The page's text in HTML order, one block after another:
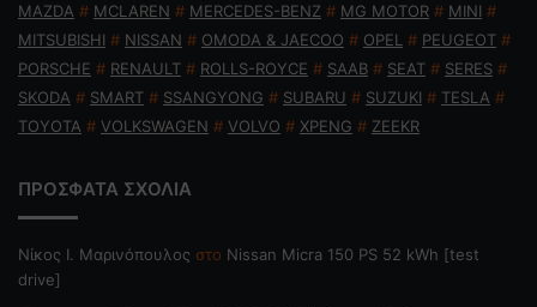
MAZDA # MCLAREN # MERCEDES-BENZ # MG MOTOR # MINI #
MITSUBISHI # NISSAN # OMODA & JAECOO # OPEL # PEUGEOT #
PORSCHE # RENAULT # ROLLS-ROYCE # SAAB # SEAT # SERES #
SKODA # SMART # SSANGYONG # SUBARU # SUZUKI # TESLA #
TOYOTA # VOLKSWAGEN # VOLVO # XPENG # ZEEKR
ΠΡΟΣΦΑΤΑ ΣΧΟΛΙΑ
Nίκος Ι. Mαρινόπουλος στο Nissan Micra 150 PS 52 kWh [test
drive]